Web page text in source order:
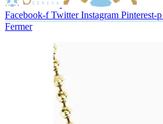
Facebook-f Twitter Instagram Pinterest-p
Fermer